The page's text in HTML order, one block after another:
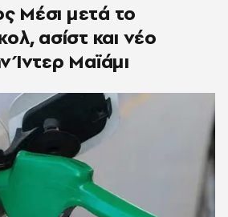
Μέσι μετά το
ασίστ και νέο
Ίντερ Μαϊάμι